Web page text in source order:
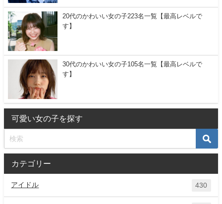
20代のかわいい女の子223名一覧【最高レベルで
す】
30代のかわいい女の子105名一覧【最高レベルで
す】
可愛い女の子を探す
カテゴリー
アイドル 430